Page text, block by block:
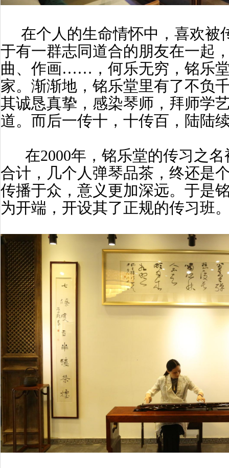
在个人的生命情怀中，喜欢被
于有一群志同道合的朋友在一起
曲、作画……，何乐无穷，铭乐
家。渐渐地，铭乐堂里有了不负
其诚恳真挚，感染琴师，拜师学
道。而后一传十，十传百，陆陆
在2000年，铭乐堂的传习之名
合计，几个人弹琴品茶，终还是
传播于众，意义更加深远。于是
为开端，开设其了正规的传习班